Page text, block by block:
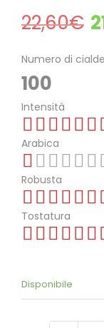
22,60€
Numero di
100
Intensità
Arabica
Robusta
Tostatura
Disponibile